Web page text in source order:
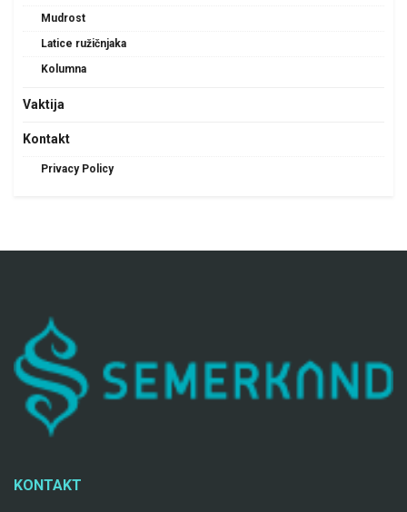
Mudrost
Latice ružičnjaka
Kolumna
Vaktija
Kontakt
Privacy Policy
KONTAKT